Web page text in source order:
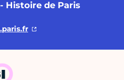
Histoire de Paris